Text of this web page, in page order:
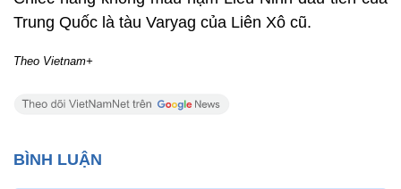
Trung Quốc là tàu Varyag của Liên Xô cũ.
Theo Vietnam+